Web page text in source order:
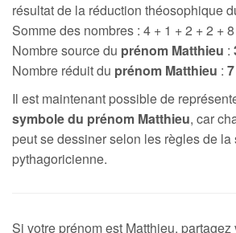
résultat de la réduction théosophique
Somme des nombres : 4 + 1 + 2 + 2 +
Nombre source du prénom Matthieu :
Nombre réduit du prénom Matthieu : 7
Il est maintenant possible de
symbole du prénom Matthieu, car
peut se dessiner selon les règles de
pythagoricienne.
Si votre prénom est Matthieu,